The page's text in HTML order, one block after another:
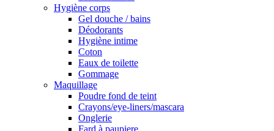
Hygiène corps
Gel douche / bains
Déodorants
Hygiène intime
Coton
Eaux de toilette
Gommage
Maquillage
Poudre fond de teint
Crayons/eye-liners/mascara
Onglerie